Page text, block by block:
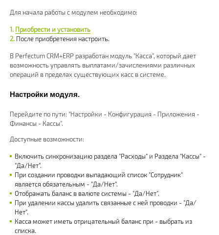
Для начала работы с модулем необходимо:
Приобрести и установить
После приобретения настроить.
В Perfectum CRM+ERP разработан модуль "Касса", который дает
возможность управлять выплатами/зачислениями различных
операций в пределах существующих касс в системе.
Настройки модуля.
Перейдите по пути: "Настройки - Конфигурация - Приложения -
Финансы - Кассы".
Доступные возможности:
Включить синхронизацию раздела "Расходы" и Раздела "Кассы" -
"Да/Нет".
При создании проводки выпадающий список "Сотрудник"
является обязательным - "Да/Нет".
Отображать баланс в валюте системы - "Да/Нет".
При удалении кассы удалить связанные с ней проводки - "Да/
Нет".
Касса может иметь отрицательный баланс при - выбрать из
списка.